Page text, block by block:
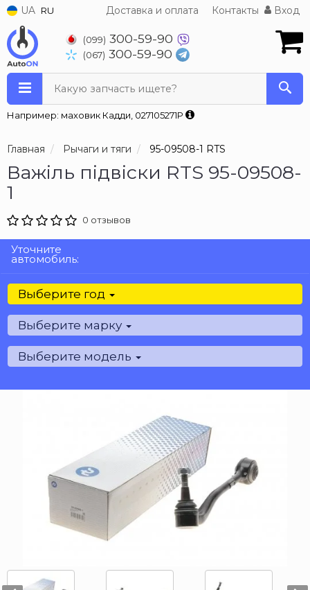
UA RU Доставка и оплата Контакты Вход
(099) 300-59-90
(067) 300-59-90
Какую запчасть ищете?
Например: маховик Кадди, 027105271P
Главная Рычаги и тяги 95-09508-1 RTS
Важіль підвіски RTS 95-09508-
1
0 отзывов
Уточните
автомобиль:
Выберите год
Выберите марку
Выберите модель